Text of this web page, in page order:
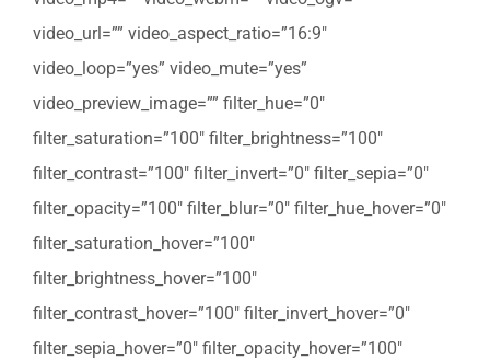
video_url=”” video_aspect_ratio=”16:9″
video_loop=”yes” video_mute=”yes”
video_preview_image=”” filter_hue=”0″
filter_saturation=”100″ filter_brightness=”100″
filter_contrast=”100″ filter_invert=”0″ filter_sepia=”0″
filter_opacity=”100″ filter_blur=”0″ filter_hue_hover=”0″
filter_saturation_hover=”100″
filter_brightness_hover=”100″
filter_contrast_hover=”100″ filter_invert_hover=”0″
filter_sepia_hover=”0″ filter_opacity_hover=”100″